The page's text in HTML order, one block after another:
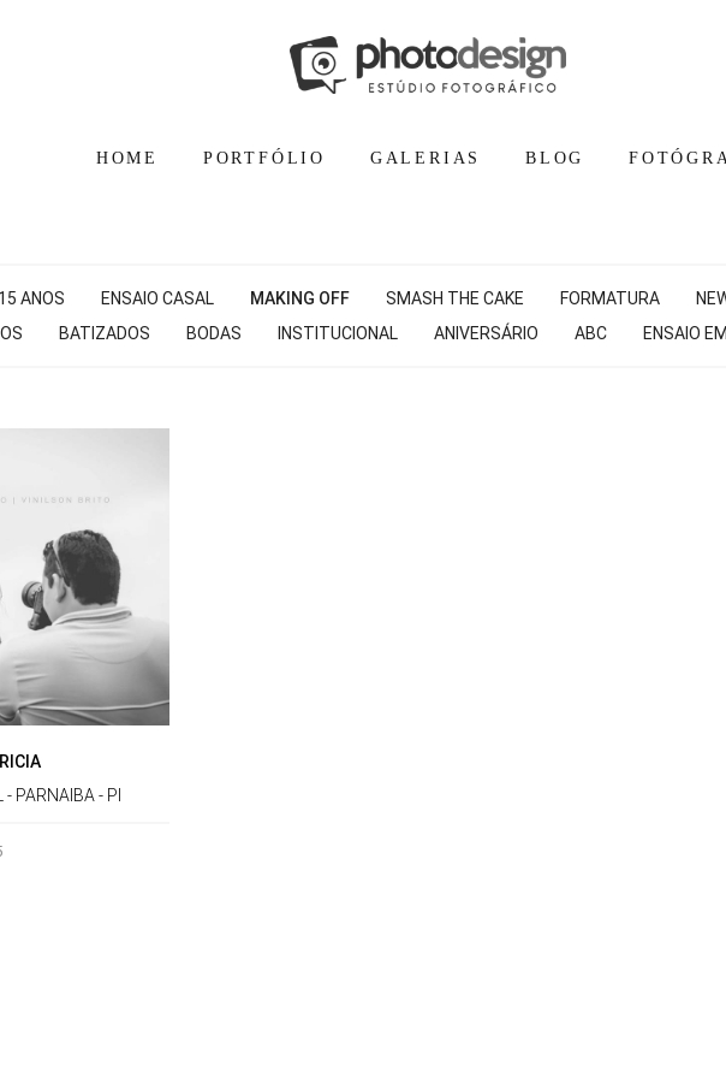
HOME PORTFÓLIO GALERIAS BLOG
15 ANOS ENSAIO CASAL MAKING OFF SMASH THE CAKE FORMATURA
BATIZADOS BODAS INSTITUCIONAL ANIVERSÁRIO ABC ENSAIO
- PARNAIBA - PI